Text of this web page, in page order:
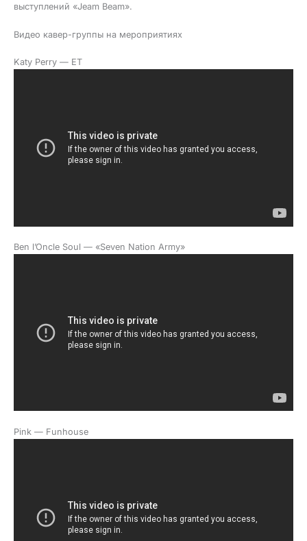
выступлений «Jeam Beam».
Видео кавер-группы на мероприятиях
Katy Perry — ET
Ben l’Oncle Soul — «Seven Nation Army»
Pink — Funhouse